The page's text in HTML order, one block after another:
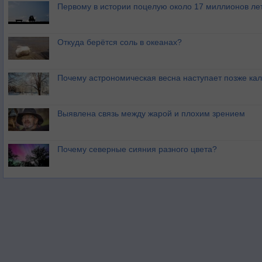
Первому в истории поцелую около 17 миллионов
Откуда берётся соль в океанах?
Почему астрономическая весна наступает позже
Выявлена связь между жарой и плохим зрением
Почему северные сияния разного цвета?